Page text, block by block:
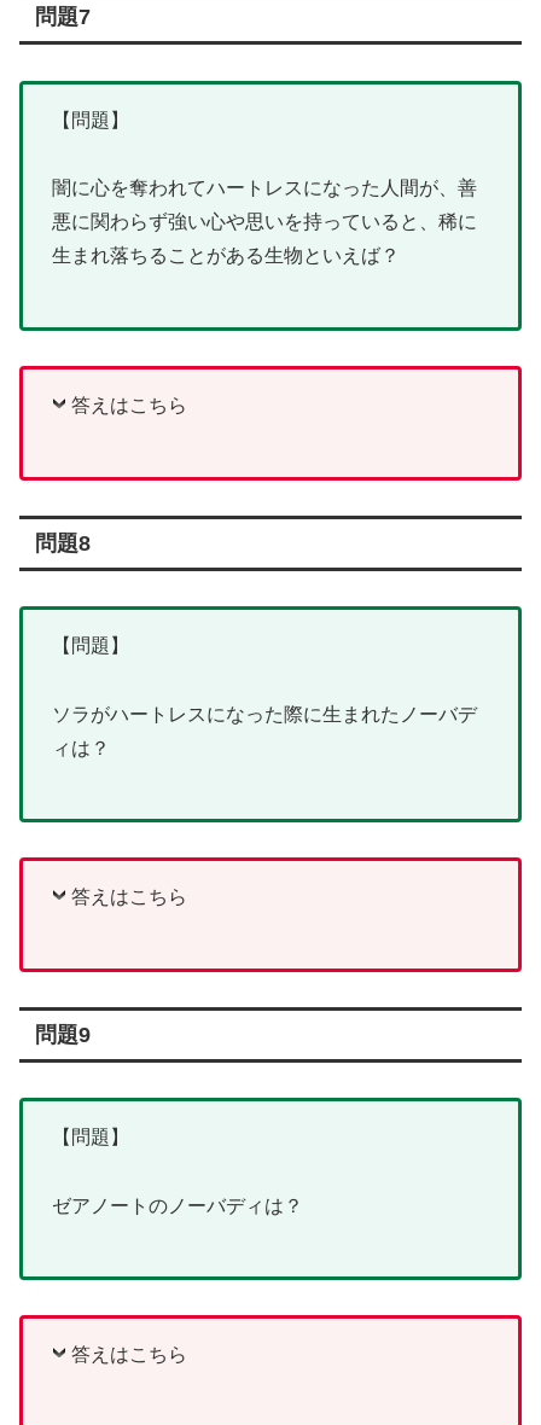
問題7
【問題】
闇に心を奪われてハートレスになった人間が、善
悪に関わらず強い心や思いを持っていると、稀に
生まれ落ちることがある生物といえば？
答えはこちら
問題8
【問題】
ソラがハートレスになった際に生まれたノーバデ
ィは？
答えはこちら
問題9
【問題】
ゼアノートのノーバディは？
答えはこちら